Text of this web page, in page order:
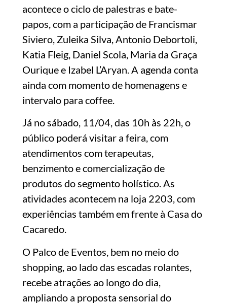
acontece o ciclo de palestras e bate-
papos, com a participação de Francismar
Siviero, Zuleika Silva, Antonio Debortoli,
Katia Fleig, Daniel Scola, Maria da Graça
Ourique e Izabel L’Aryan. A agenda conta
ainda com momento de homenagens e
intervalo para coffee.
Já no sábado, 11/04, das 10h às 22h, o
público poderá visitar a feira, com
atendimentos com terapeutas,
benzimento e comercialização de
produtos do segmento holístico. As
atividades acontecem na loja 2203, com
experiências também em frente à Casa do
Cacaredo.
O Palco de Eventos, bem no meio do
shopping, ao lado das escadas rolantes,
recebe atrações ao longo do dia,
ampliando a proposta sensorial do